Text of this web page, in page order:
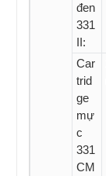
đen
331
II:
Car
trid
ge
mự
c
331
CM